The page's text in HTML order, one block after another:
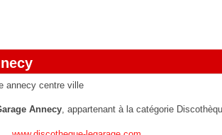
annecy centre ville
Annecy, appartenant à la catégorie